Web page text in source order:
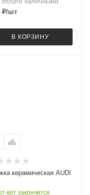
₽/шт
В КОРЗИНУ
керамическая AUDI
вот закончится